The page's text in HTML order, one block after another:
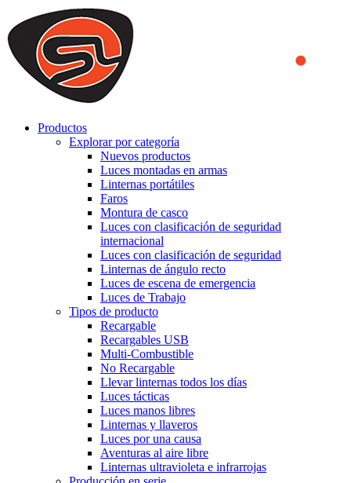
We use cookies to ensure that we provide you the best experience
on our website. By continuing to browse this website, you accept
that cookies are used to help us analyze how the website is used and
to offer you a better experience. To learn more or to find out how
you can disable cookies, you can access our
Productos
Explorar por categoría
Nuevos productos
Luces montadas en armas
Linternas portátiles
Faros
Montura de casco
Luces con clasificación de seguridad
internacional
Luces con clasificación de seguridad
Linternas de ángulo recto
Luces de escena de emergencia
Luces de Trabajo
Tipos de producto
Recargable
Recargables USB
Multi-Combustible
No Recargable
Llevar linternas todos los días
Luces tácticas
Luces manos libres
Linternas y llaveros
Luces por una causa
Aventuras al aire libre
Linternas ultravioleta e infrarrojas